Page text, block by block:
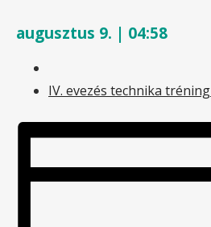
augusztus 9. | 04:58
IV. evezés technika tréning